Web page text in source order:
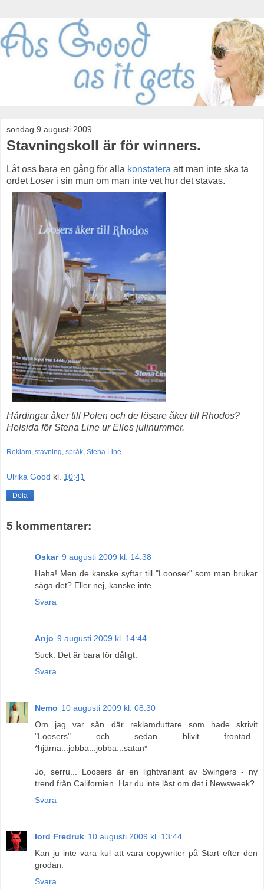
söndag 9 augusti 2009
Stavningskoll är för winners.
Låt oss bara en gång för alla konstatera att man inte ska ta
ordetLoseri sin mun om man inte vet hur det stavas.
Hårdingar åker till Polen och de lösare åker till Rhodos?
Helsida för Stena Line ur Elles julinummer.
Reklam, stavning, språk, Stena Line
Ulrika Good kl. 10:41
Dela
5 kommentarer:
Oskar 9 augusti 2009 kl. 14:38
Haha! Men de kanske syftar till "Loooser" som man brukar
säga det? Eller nej, kanske inte.
Svara
Anjo 9 augusti 2009 kl. 14:44
Suck. Det är bara för dåligt.
Svara
Nemo 10 augusti 2009 kl. 08:30
Om jag var sån där reklamduttare som hade skrivit
"Loosers" och sedan blivit frontad...
*hjärna...jobba...jobba...satan*
Jo, serru... Loosers är en lightvariant av Swingers - ny
trend från Californien. Har du inte läst om det i Newsweek?
Svara
lord Fredruk 10 augusti 2009 kl. 13:44
Kan ju inte vara kul att vara copywriter på Start efter den
grodan.
Svara